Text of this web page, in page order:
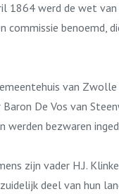
1864 werd de wet
commissie benoemd,
van
De Vos van
werden bezwaren
zijn vader H.J.
deel van hun